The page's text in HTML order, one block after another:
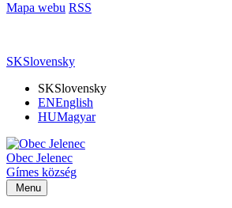
Mapa webu RSS
SKSlovensky
SKSlovensky
ENEnglish
HUMagyar
Obec Jelenec
Gímes község
Menu